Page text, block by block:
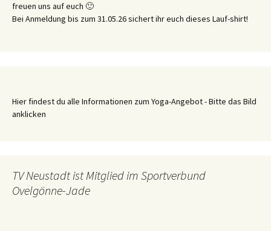
freuen uns auf euch 🙂
Bei Anmeldung bis zum 31.05.26 sichert ihr euch dieses Lauf-shirt!
Hier findest du alle Informationen zum Yoga-Angebot - Bitte das Bild
anklicken
TV Neustadt ist Mitglied im Sportverbund
Ovelgönne-Jade